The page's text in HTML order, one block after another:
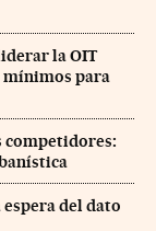
la OIT
mínimos para
competidores:
del dato